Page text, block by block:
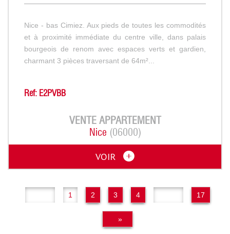
Nice - bas Cimiez. Aux pieds de toutes les commodités
et à proximité immédiate du centre ville, dans palais
bourgeois de renom avec espaces verts et gardien,
charmant 3 pièces traversant de 64m²...
Ref: E2PVBB
VENTE APPARTEMENT
Nice (06000)
VOIR
1 2 3 4 17
»